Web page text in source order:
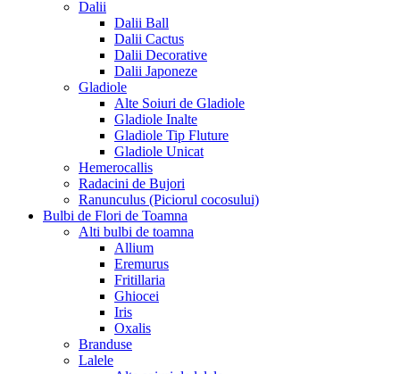
Dalii
Dalii Ball
Dalii Cactus
Dalii Decorative
Dalii Japoneze
Gladiole
Alte Soiuri de Gladiole
Gladiole Inalte
Gladiole Tip Fluture
Gladiole Unicat
Hemerocallis
Radacini de Bujori
Ranunculus (Piciorul cocosului)
Bulbi de Flori de Toamna
Alti bulbi de toamna
Allium
Eremurus
Fritillaria
Ghiocei
Iris
Oxalis
Branduse
Lalele